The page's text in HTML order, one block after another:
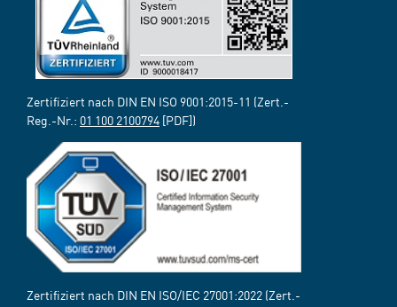
Zertifiziert nach DIN EN ISO 9001:2015-11 (Zert.-
Reg.-Nr.: 01 100 2100794 [PDF])
Zertifiziert nach DIN EN ISO/IEC 27001:2022 (Zert.-